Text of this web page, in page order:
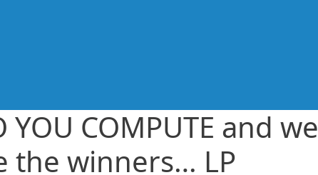
YOU COMPUTE and we
the winners… LP